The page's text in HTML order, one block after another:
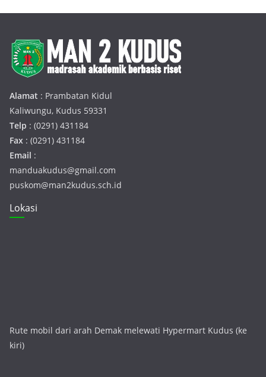
Alamat : Prambatan Kidul
Kaliwungu, Kudus 59331
Telp : (0291) 431184
Fax : (0291) 431184
Email :
manduakudus@gmail.com
puskom@man2kudus.sch.id
Lokasi
Rute mobil dari arah Demak melewati Hypermart Kudus (ke
kiri)